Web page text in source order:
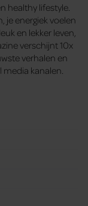
healthy lifestyle.
je energiek voelen
en lekker leven,
verschijnt 10x
verhalen en
kanalen.